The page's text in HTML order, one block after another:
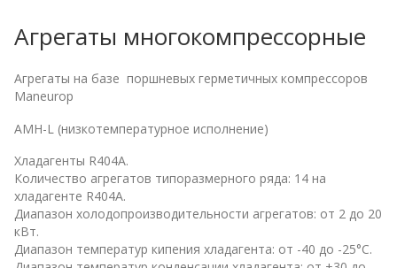
Агрегаты многокомпрессорные
Агрегаты на базе поршневых герметичных компрессоров
Maneurop
AMH-L (низкотемпературное исполнение)
Хладагенты R404A.
Количество агрегатов типоразмерного ряда: 14 на
хладагенте R404A.
Диапазон холодопроизводительности агрегатов: от 2 до 20
кВт.
Диапазон температур кипения хладагента: от -40 до -25°С.